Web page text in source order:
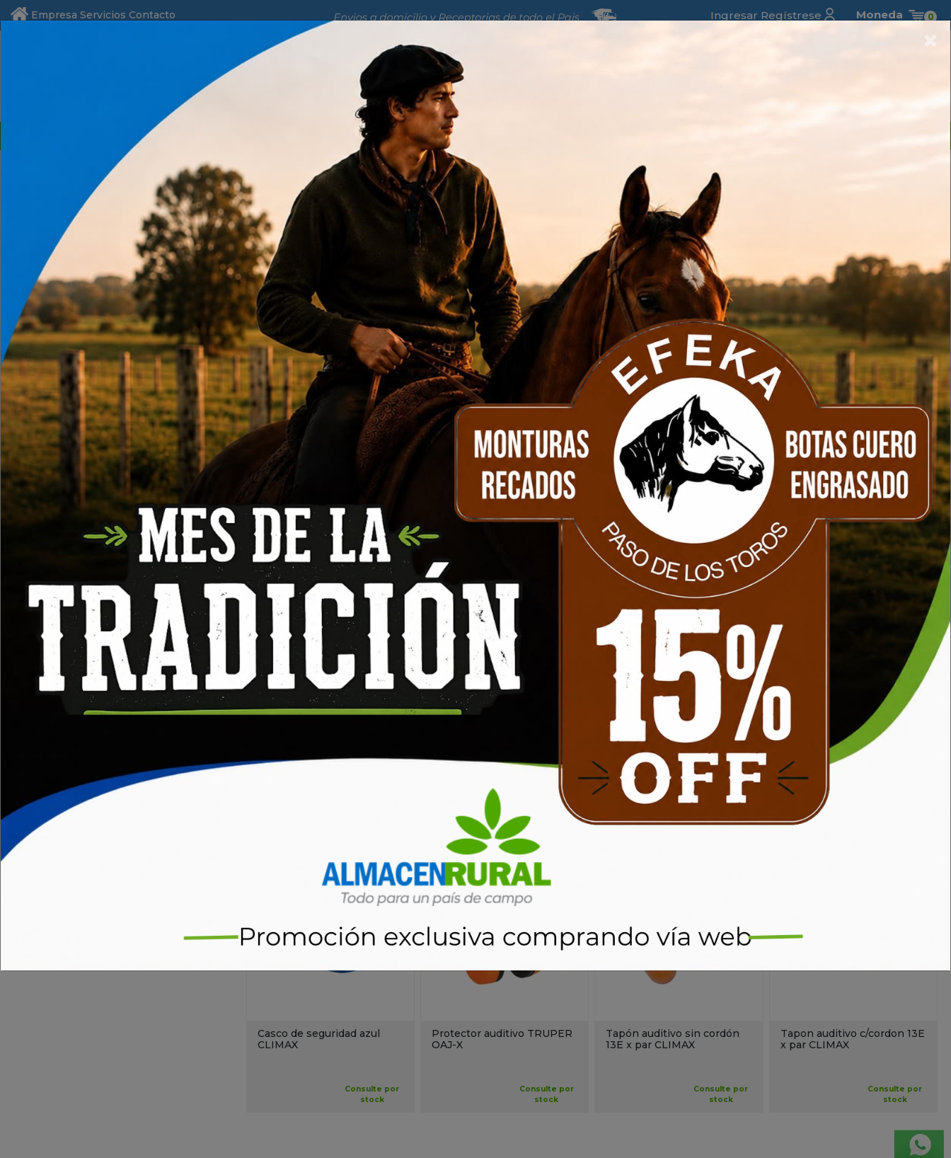
Empresa Servicios Contacto Ingresar Regístrese Moneda 0
Equipamiento
Ganadero
Jardin y Areas
Verdes
Maderas
Ferreteria y Hogar SEGURIDAD
Cascos y Protecctores Auditivos
SEGURIDAD
Arnes y Cintos de Seguridad
Cascos y Protecctores Auditivos
Chalecos Reflectivos
Guantes de trabajo
Lentes y Gafas
Mascaras y Filtros
Marca
Truper
Casco de seguridad amarillo
CLIMAX 5-RS
360
Comprar
Casco de seguridad
amarillo-Arnes CLIMAX
$
Disponible en
stock
Comprar
Casco CLIMAX de seguridad
blanco
$ 360
Disponible en
Protector auditivo
acopl.p/casco CLIMAX
$ .475
Disponible en
stock
Comprar
CLIMAX
cinta ref.TRUPER CUNU-N
220
Comprar
$ 945
Disponible en
stock
Comprar
Arnes p/casco climax
$ 170
Casco de seguridad azul
CLIMAX
Consulte por
stock
Protector auditivo TRUPER
OAJ-X
Consulte por
stock
Tapón auditivo sin cordón
13E x par CLIMAX
Consulte por
stock
Tapon auditivo c/cordon 13E
x par CLIMAX
Consulte por
stock